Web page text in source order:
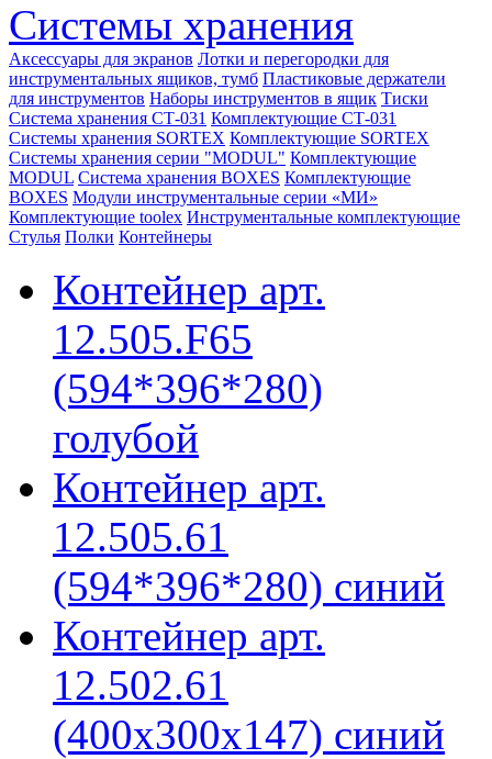
Системы хранения
Аксессуары для экранов Лотки и перегородки для
инструментальных ящиков, тумб Пластиковые держатели
для инструментов Наборы инструментов в ящик Тиски
Система хранения СТ-031 Комплектующие СТ-031
Системы хранения SORTEX Комплектующие SORTEX
Системы хранения серии "MODUL" Комплектующие
MODUL Система хранения BOXES Комплектующие
BOXES Модули инструментальные серии «МИ»
Комплектующие toolex Инструментальные комплектующие
Стулья Полки Контейнеры
Контейнер арт.
12.505.F65
(594*396*280)
голубой
Контейнер арт.
12.505.61
(594*396*280) синий
Контейнер арт.
12.502.61
(400х300х147) синий